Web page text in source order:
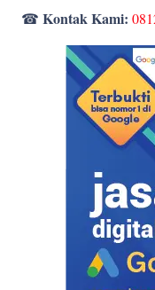
☎ Kontak Kami: